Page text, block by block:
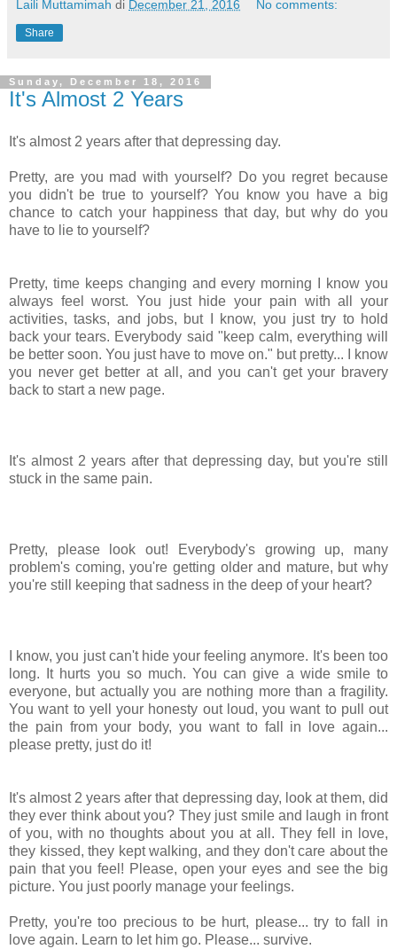
Laili Muttamimah di December 21, 2016 No comments:
Share
Sunday, December 18, 2016
It's Almost 2 Years
It's almost 2 years after that depressing day.
Pretty, are you mad with yourself? Do you regret because
you didn't be true to yourself? You know you have a big
chance to catch your happiness that day, but why do you
have to lie to yourself?
Pretty, time keeps changing and every morning I know you
always feel worst. You just hide your pain with all your
activities, tasks, and jobs, but I know, you just try to hold
back your tears. Everybody said "keep calm, everything will
be better soon. You just have to move on." but pretty... I know
you never get better at all, and you can't get your bravery
back to start a new page.
It's almost 2 years after that depressing day, but you're still
stuck in the same pain.
Pretty, please look out! Everybody's growing up, many
problem's coming, you're getting older and mature, but why
you're still keeping that sadness in the deep of your heart?
I know, you just can't hide your feeling anymore. It's been too
long. It hurts you so much. You can give a wide smile to
everyone, but actually you arenothing more than afragility.
You want to yell your honesty out loud, you want to pull out
the pain fromyour body, you want to fall in love again...
please pretty, just do it!
It's almost 2 years after that depressing day, look at them, did
they ever think about you? They just smile and laugh in front
of you, with no thoughts about you at all. They fell in love,
they kissed, they kept walking, and they don't care about the
pain that you feel! Please, open your eyes and see the big
picture. You just poorly manage your feelings.
Pretty, you're too precious to be hurt, please... try to fall in
love again. Learn to let him go. Please... survive.